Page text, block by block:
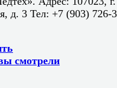
д. 3 Тел: +7 (903) 726-
смотрели